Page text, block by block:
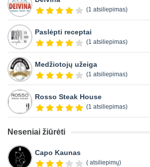
(1 atsiliepimas)
Paslėpti receptai
(1 atsiliepimas)
Medžiotojų užeiga
(1 atsiliepimas)
Rosso Steak House
(1 atsiliepimas)
Neseniai žiūrėti
Capo Kaunas
( atsiliepimų)